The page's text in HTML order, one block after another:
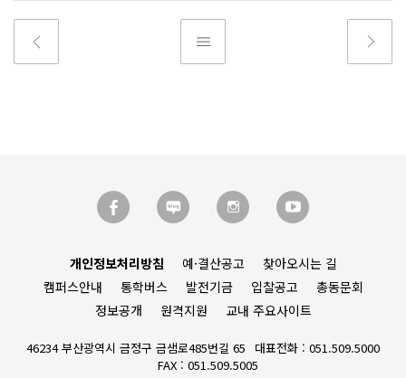
개인정보처리방침 예·결산공고
찾아오시는 길
캠퍼스안내
통학버스 발전기금 입찰공고
총동문회
정보공개
원격지원 교내 주요사이트
46234 부산광역시 금정구 금샘로485번길 65
대표전화 : 051.509.5000
FAX : 051.509.5005